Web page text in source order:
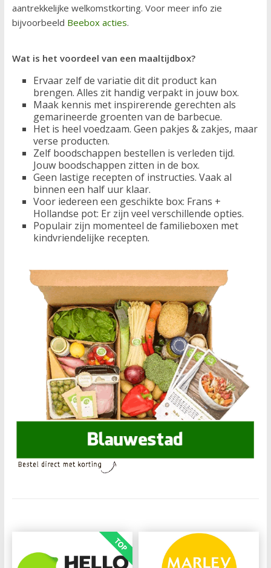
aantrekkelijke welkomstkorting. Voor meer info zie
bijvoorbeeld Beebox acties.
Wat is het voordeel van een maaltijdbox?
Ervaar zelf de variatie dit dit product kan
brengen. Alles zit handig verpakt in jouw box.
Maak kennis met inspirerende gerechten als
gemarineerde groenten van de barbecue.
Het is heel voedzaam. Geen pakjes & zakjes, maar
verse producten.
Zelf boodschappen bestellen is verleden tijd.
Jouw boodschappen zitten in de box.
Geen lastige recepten of instructies. Vaak al
binnen een half uur klaar.
Voor iedereen een geschikte box: Frans +
Hollandse pot: Er zijn veel verschillende opties.
Populair zijn momenteel de familieboxen met
kindvriendelijke recepten.